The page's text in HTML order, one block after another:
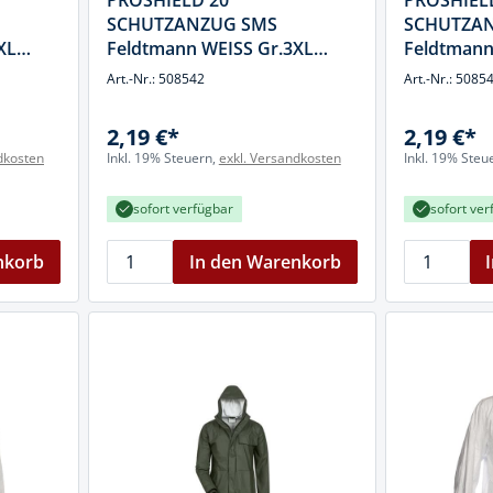
und Klemmsysteme
Ziehklingen
SCHUTZANZUG SMS
Feldtmann WEISS Gr.3XL
(66/68)
Art.-Nr.: 508542
2,19 €*
Inkl. 19% Steuern, exkl. Versandkosten
sofort verfügbar
In den Warenkorb
(58/60)
Art.-Nr.:
2,19 €*
Inkl. 19%
sofort